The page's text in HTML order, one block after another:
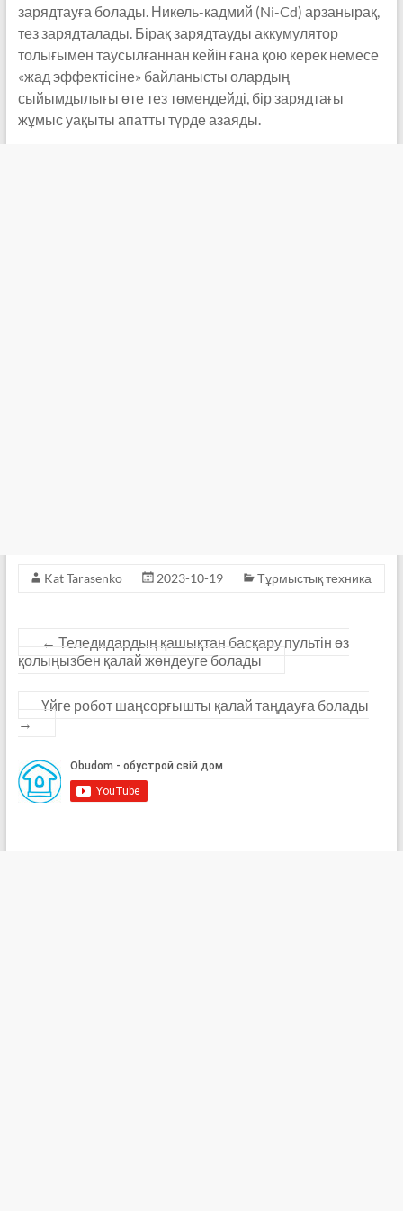
зарядтауға болады. Никель-кадмий (Ni-Cd) арзанырақ,
тез зарядталады. Бірақ зарядтауды аккумулятор
толығымен таусылғаннан кейін ғана қою керек немесе
«жад эффектісіне» байланысты олардың
сыйымдылығы өте тез төмендейді, бір зарядтағы
жұмыс уақыты апатты түрде азаяды.
Kat Tarasenko 2023-10-19 Тұрмыстық техника
← Теледидардың қашықтан басқару пультін өз
қолыңызбен қалай жөндеуге болады
Үйге робот шаңсорғышты қалай таңдауға болады
→